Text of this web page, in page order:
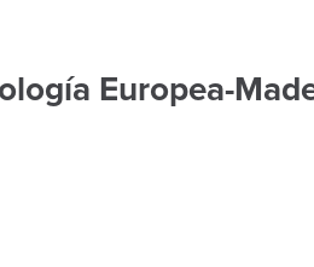
Europea-